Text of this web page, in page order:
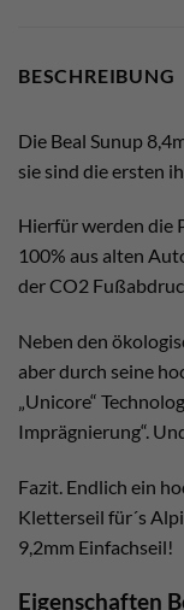
BESCHREIBUNG
Die Beal Sunup
sie sind die ersten
Hierfür werden die
100% aus alten
der CO2
Neben den
aber durch seine
„Unicore“
Imprägnierung“.
Fazit. Endlich ein
Kletterseil für´s
9,2mm Einfachseil!
Eigenschaften